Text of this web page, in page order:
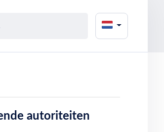
autoriteiten